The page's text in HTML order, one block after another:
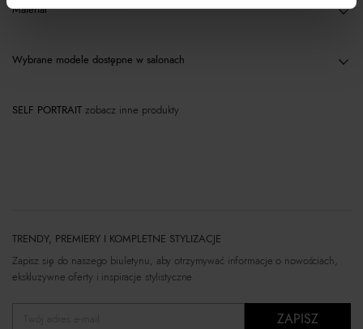
Materiał
Wybrane modele dostępne w salonach
SELF PORTRAIT zobacz inne produkty
TRENDY, PREMIERY I KOMPLETNE STYLIZACJE
Zapisz się do naszego biuletynu, aby otrzymywać informacje o nowościach,
ekskluzywne oferty i inspiracje stylistyczne.
ZAPISZ